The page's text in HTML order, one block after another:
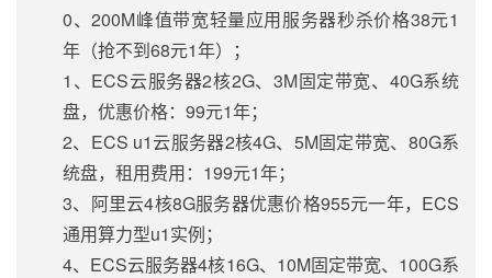
0、200M峰值带宽轻量应用服务器秒杀价格38元1
年（抢不到68元1年）；
1、ECS云服务器2核2G、3M固定带宽、40G系统
盘，优惠价格：99元1年；
2、ECS u1云服务器2核4G、5M固定带宽、80G系
统盘，租用费用：199元1年；
3、阿里云4核8G服务器优惠价格955元一年，ECS
通用算力型u1实例；
4、ECS云服务器4核16G、10M固定带宽、100G系